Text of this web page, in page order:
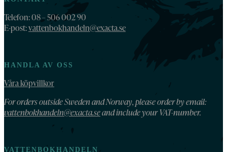
Telefon: 08 – 506 002 90
E-post:vattenbokhandeln@exacta.se
HANDLA AV OSS
Våra köpvillkor
For orders outside Sweden and Norway, please order by email:
vattenbokhandeln@exacta.seand include your VAT-number.
VATTENBOKHANDELN